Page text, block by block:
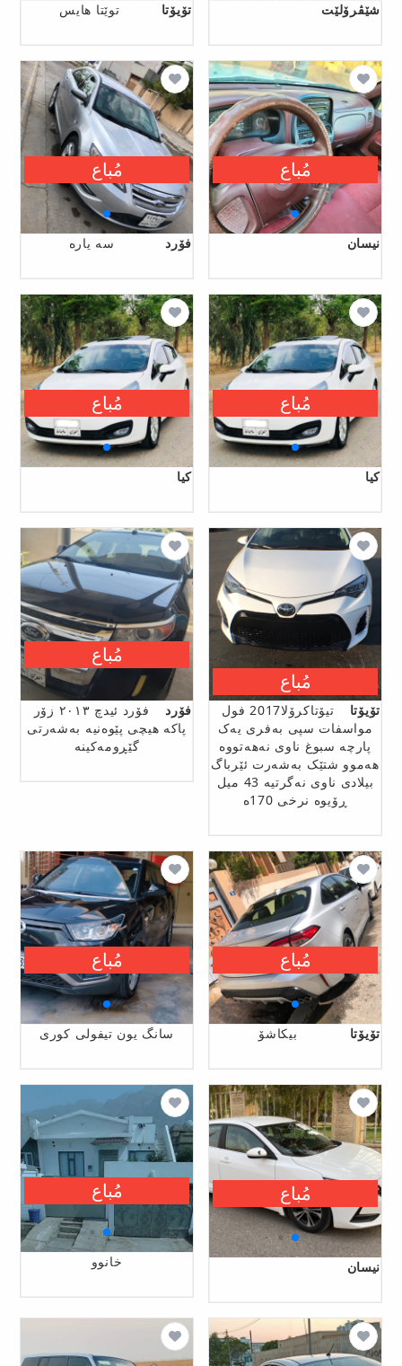
شێڤرۆلێت تۆیۆتا توێتا ھایس
نیسان
مُباع
فۆرد سه ياره
مُباع
کیا
مُباع
کیا
مُباع
تۆیۆتا
تیۆتاکرۆلا2017 فول
مواسفات سپی بەفری یەک
پارچە سبوغ ناوی نەهەتووە
هەموو شتێک بەشەرت ئێرباگ
بیلادی ناوی نەگرتیە 43 میل
ڕۆیوە نرخی 170ە
مُباع
فۆرد
فۆرد ئیدچ ٢٠١٣ زۆر
پاکە هیچی پێوەنیە بەشەرتی
گێڕومەکینە
مُباع
تۆیۆتا بیکاشۆ
مُباع
سانگ یون تیفولی کوری
مُباع
نیسان
مُباع
خانوو
مُباع